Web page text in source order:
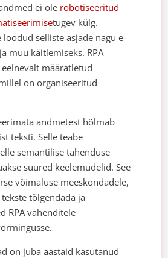
ei ole robotiseeritud
tugev külg.
selliste asjade nagu e-
muu käitlemiseks. RPA
määratletud
on organiseeritud
andmetest hõlmab
teksti. Selle teabe
semantilise tähenduse
suured keelemudelid. See
võimaluse meeskondadele,
tõlgendada ja
RPA vahenditele
on juba aastaid kasutanud